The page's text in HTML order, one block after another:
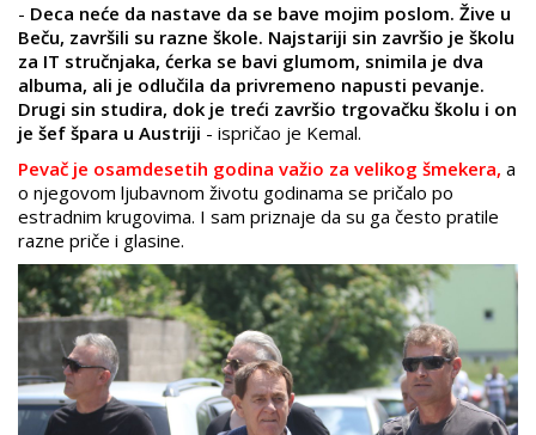
- Deca neće da nastave da se bave mojim poslom. Žive u
Beču, završili su razne škole. Najstariji sin završio je školu
za IT stručnjaka, ćerka se bavi glumom, snimila je dva
albuma, ali je odlučila da privremeno napusti pevanje.
Drugi sin studira, dok je treći završio trgovačku školu i on
je šef špara u Austriji - ispričao je Kemal.
Pevač je osamdesetih godina važio za velikog šmekera, a
o njegovom ljubavnom životu godinama se pričalo po
estradnim krugovima. I sam priznaje da su ga često pratile
razne priče i glasine.